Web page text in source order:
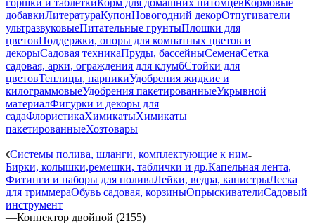
добавкиЛитератураКупонНовогодний декорОтпугиватели
ультразвуковыеПитательные грунтыПлошки для
цветовПоддержки, опоры для комнатных цветов и
декорыСадовая техникаПруды, бассейныСеменаСетка
садовая, арки, ограждения для клумбСтойки для
цветовТеплицы, парникиУдобрения жидкие и
килограммовыеУдобрения пакетированныеУкрывной
материалФигурки и декоры для
садаФлористикаХимикатыХимикаты
пакетированныеХозтовары
—
Системы полива, шланги, комплектующие к ним
Бирки, колышки,ремешки, таблички и др.Капельная лента,
Фитинги и наборы для поливаЛейки, ведра, канистрыЛеска
для триммераОбувь садовая, корзиныОпрыскивателиСадовый
инструмент
—Коннектор двойной (2155)